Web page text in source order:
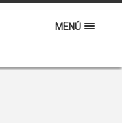
MENÚ